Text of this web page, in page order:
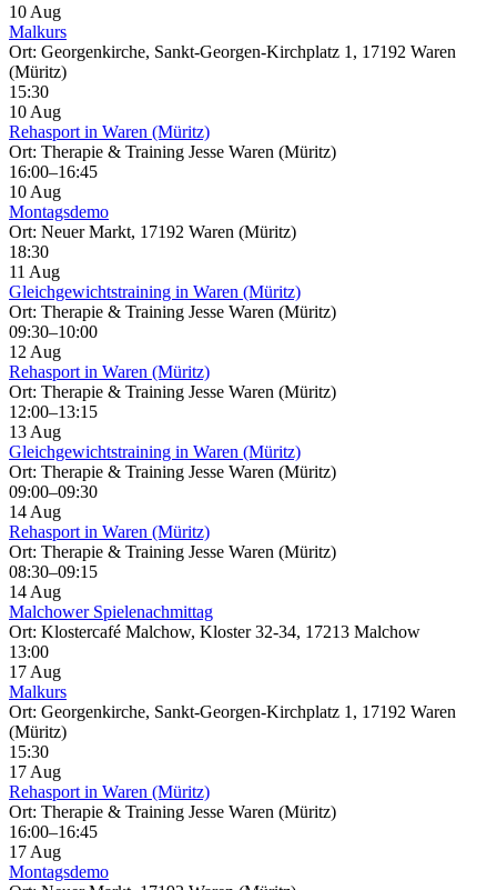
10 Aug
Malkurs
Ort: Georgenkirche, Sankt-Georgen-Kirchplatz 1, 17192 Waren
(Müritz)
15:30
10 Aug
Rehasport in Waren (Müritz)
Ort: Therapie & Training Jesse Waren (Müritz)
16:00–16:45
10 Aug
Montagsdemo
Ort: Neuer Markt, 17192 Waren (Müritz)
18:30
11 Aug
Gleichgewichtstraining in Waren (Müritz)
Ort: Therapie & Training Jesse Waren (Müritz)
09:30–10:00
12 Aug
Rehasport in Waren (Müritz)
Ort: Therapie & Training Jesse Waren (Müritz)
12:00–13:15
13 Aug
Gleichgewichtstraining in Waren (Müritz)
Ort: Therapie & Training Jesse Waren (Müritz)
09:00–09:30
14 Aug
Rehasport in Waren (Müritz)
Ort: Therapie & Training Jesse Waren (Müritz)
08:30–09:15
14 Aug
Malchower Spielenachmittag
Ort: Klostercafé Malchow, Kloster 32-34, 17213 Malchow
13:00
17 Aug
Malkurs
Ort: Georgenkirche, Sankt-Georgen-Kirchplatz 1, 17192 Waren
(Müritz)
15:30
17 Aug
Rehasport in Waren (Müritz)
Ort: Therapie & Training Jesse Waren (Müritz)
16:00–16:45
17 Aug
Montagsdemo